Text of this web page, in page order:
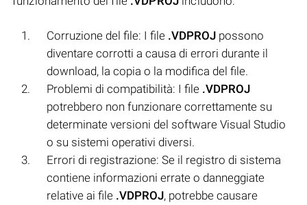
Corruzione del file: I file .VDPROJ possono
diventare corrotti a causa di errori durante il
download, la copia o la modifica del file.
Problemi di compatibilità: I file .VDPROJ
potrebbero non funzionare correttamente su
determinate versioni del software Visual Studio
o su sistemi operativi diversi.
Errori di registrazione: Se il registro di sistema
contiene informazioni errate o danneggiate
relative ai file .VDPROJ, potrebbe causare